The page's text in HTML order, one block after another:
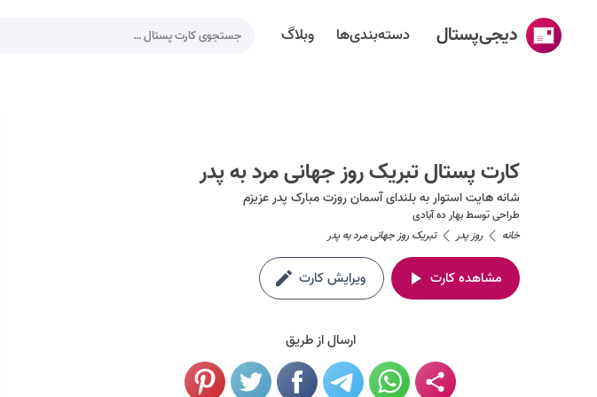
دیجی‌پستال دسته‌بندی‌ها وبلاگ
دسته‌بندی‌ها
تقویم مناسبت ها
کارت پستال تبریک روز جهانی مرد به پدر
شانه هایت استوار به بلندای آسمان روزت مبارک پدر عزیزم
طراحی توسطبهار ده آبادی
خانه
روز پدر تبریک روز جهانی مرد به پدر
مشاهده کارت ویرایش کارت
ارسال از طریق